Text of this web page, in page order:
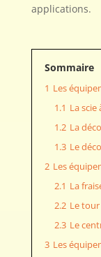
applications.
Sommaire
1 Les
1.1 La scie
1.2 La
1.3 Le
2 Les
2.1 La
2.2 Le tour
2.3 Le
3 Les